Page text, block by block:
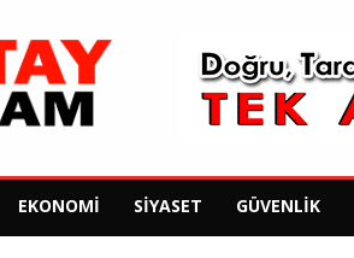
EKONOMI SIYASET GÜVENLIK